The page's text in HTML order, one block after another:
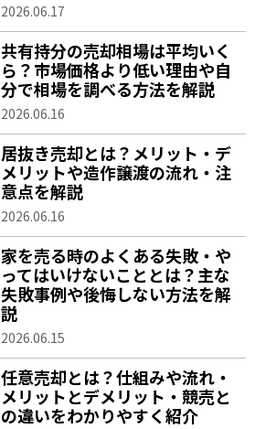
2026.06.17
共有持分の売却相場は平均いく
ら？市場価格より低い理由や自
分で相場を調べる方法を解説
2026.06.16
居抜き売却とは？メリット・デ
メリットや造作譲渡の流れ・注
意点を解説
2026.06.16
家を売る時のよくある失敗・や
ってはいけないこととは？主な
失敗事例や後悔しない方法を解
説
2026.06.15
任意売却とは？仕組みや流れ・
メリットとデメリット・競売と
の違いをわかりやすく紹介